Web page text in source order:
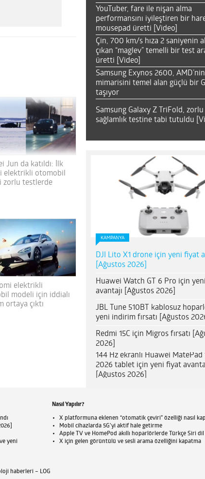
Jun da katıldı: İlk
elektrikli otomobil
zorlu testlerde
elektrikli
modeli için iddialı
ortaya çıktı
YouTuber, fare ile nişan alma
performansını iyileştiren bir
mousepad üretti [Video]
Çin, 700 km/s hıza 2 saniyenin
çıkan “maglev” temelli bir test
üretti [Video]
Samsung Exynos 2600,
mimarisini temel alan güçlü bir
taşıyor
Samsung Galaxy Z TriFold, zorlu
sağlamlık testine tabi tutuldu
KAMPANYA
DJI Lito X1 drone için yeni fiyat
[Ağustos 2026]
Huawei Watch GT 6 Pro için
avantajı [Ağustos 2026]
JBL Tune 510BT kablosuz
yeni indirim fırsatı [Ağustos
Redmi 15C için Migros fırsatı
2026]
144 Hz ekranlı Huawei MatePad
2026 tablet için yeni fiyat
[Ağustos 2026]
yeni
Nasıl Yapılır?
X platformuna eklenen “otomatik çeviri” özelliği nasıl
Mobil cihazlarda 5G’yi aktif hale getirme
Apple TV ve HomePod akıllı hoparlörlerde Türkçe Siri dil
X için gelen görüntülü ve sesli arama özelliğini kapatma
haberleri – LOG